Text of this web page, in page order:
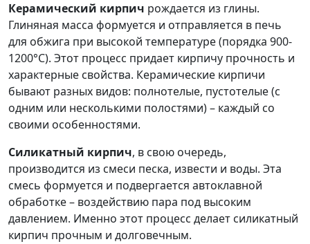
Керамический кирпич рождается из глины.
Глиняная масса формуется и отправляется в печь
для обжига при высокой температуре (порядка 900-
1200°C). Этот процесс придает кирпичу прочность и
характерные свойства. Керамические кирпичи
бывают разных видов: полнотелые, пустотелые (с
одним или несколькими полостями) – каждый со
своими особенностями.
Силикатный кирпич, в свою очередь,
производится из смеси песка, извести и воды. Эта
смесь формуется и подвергается автоклавной
обработке – воздействию пара под высоким
давлением. Именно этот процесс делает силикатный
кирпич прочным и долговечным.